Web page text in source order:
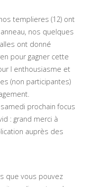
templieres (12) ont
nos quelques
ont donné
pour gagner cette
l enthousiasme et
(non participantes)
prochain focus
: grand merci à
auprès des
que vous pouvez